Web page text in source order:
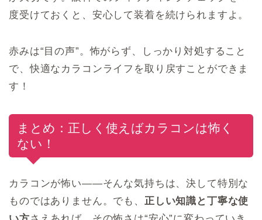
度受けておくと、安心して装着を続けられますよ。
赤みは“目の声”。怖がらず、しっかり対処すること
で、快適なカラコンライフを取り戻すことができま
す！
まとめ：正しく使えばカラコンは怖く
ない！
カラコンが怖い——そんな気持ちは、決して特別な
ものではありません。でも、 正しい知識と丁寧な使